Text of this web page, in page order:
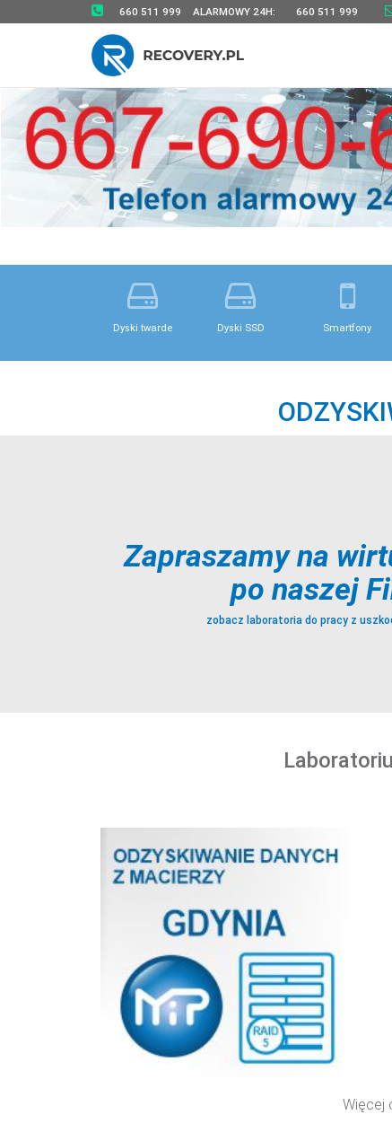
660 511 999 ALARMOWY 24H: 660 511 999
Dyski twarde Dyski SSD Smartfony
Zapraszamy na
po naszej
zobacz laboratoria do pracy z
Więcej